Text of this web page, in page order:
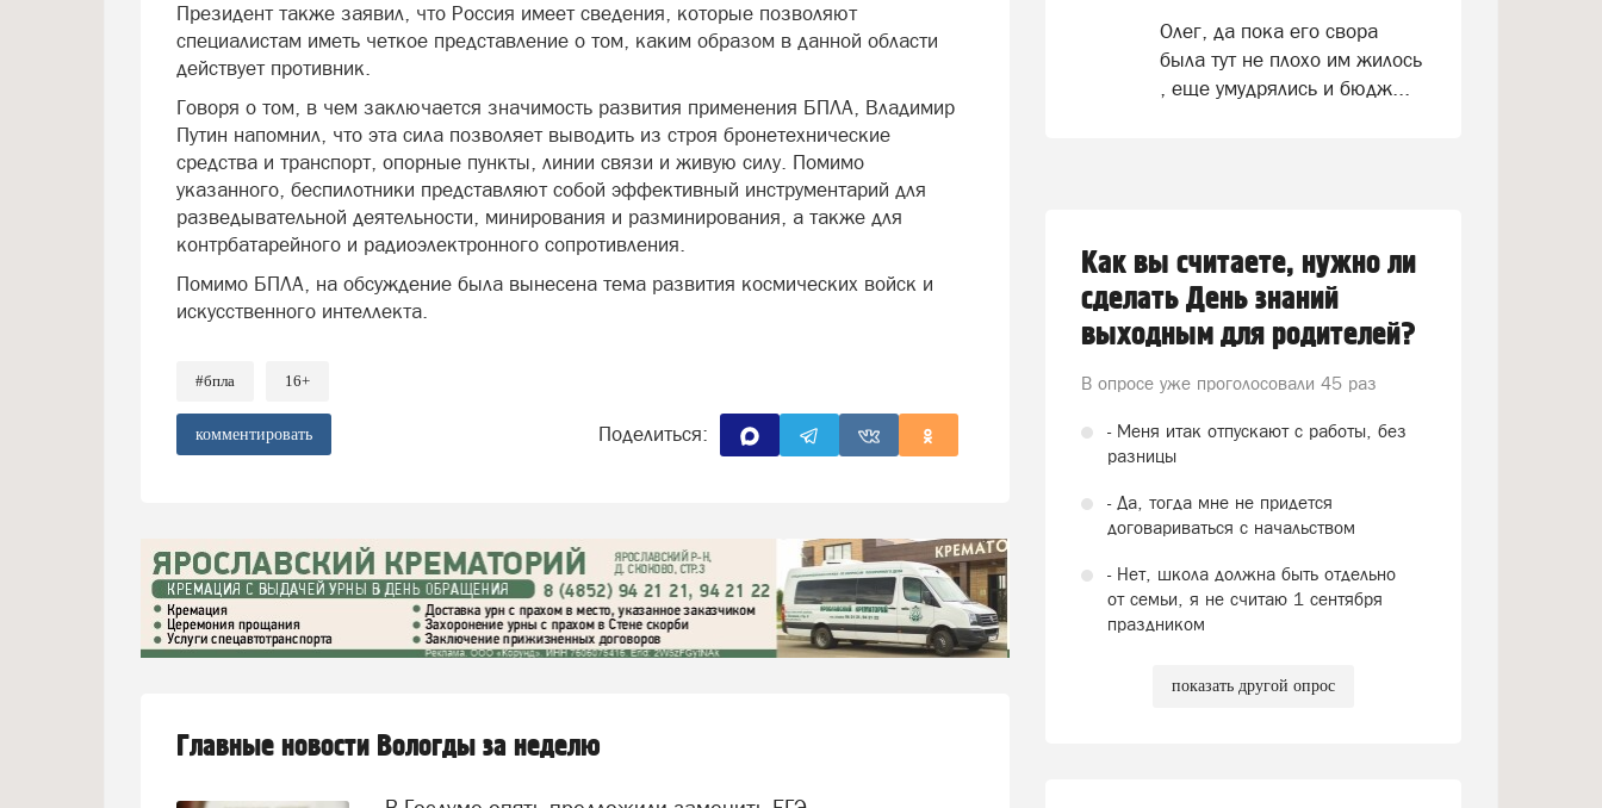
Президент также заявил, что Россия имеет сведения, которые позволяют
специалистам иметь четкое представление о том, каким образом в данной области
действует противник.
Говоря о том, в чем заключается значимость развития применения БПЛА, Владимир
Путин напомнил, что эта сила позволяет выводить из строя бронетехнические
средства и транспорт, опорные пункты, линии связи и живую силу. Помимо
указанного, беспилотники представляют собой эффективный инструментарий для
разведывательной деятельности, минирования и разминирования, а также для
контрбатарейного и радиоэлектронного сопротивления.
Помимо БПЛА, на обсуждение была вынесена тема развития космических войск и
искусственного интеллекта.
#бпла 16+
комментировать Поделиться:
Главные новости Вологды за неделю
Олег, да пока его свора
была тут не плохо им жилось
, еще умудрялись и бюдж...
Как вы считаете, нужно ли
сделать День знаний
выходным для родителей?
В опросе уже проголосовали 45 раз
- Меня итак отпускают с работы, без
разницы
- Да, тогда мне не придется
договариваться с начальством
- Нет, школа должна быть отдельно
от семьи, я не считаю 1 сентября
праздником
показать другой опрос